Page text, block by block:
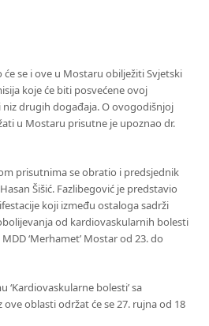
se i ove u Mostaru obilježiti Svjetski
koje će biti posvećene ovoj
niz drugih događaja. O ovogodišnjoj
u Mostaru prisutne je upoznao dr.
prisutnima se obratio i predsjednik
Šišić. Fazlibegović je predstavio
koji između ostaloga sadrži
od kardiovaskularnih bolesti
‘Merhamet’ Mostar od 23. do
‘Kardiovaskularne bolesti’ sa
oblasti održat će se 27. rujna od 18